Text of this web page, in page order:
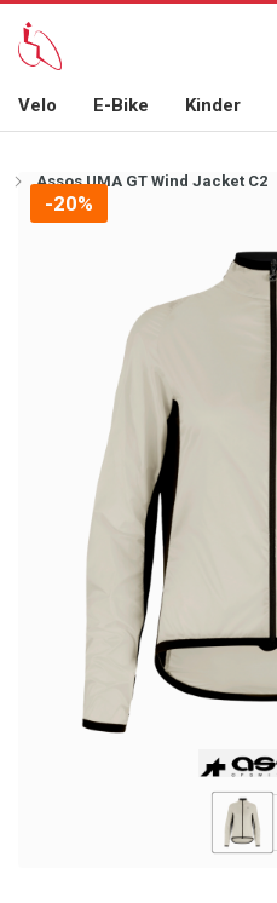
Velo E-Bike Kinder
Assos UMA GT Wind Jacket C2
-20%